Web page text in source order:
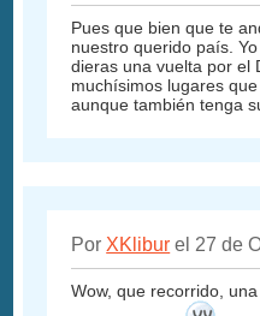
Pues que bien que te
nuestro querido país.
dieras una vuelta por el
muchísimos lugares
aunque también tenga
Por XKlibur el 27 de
Wow, que recorrido,